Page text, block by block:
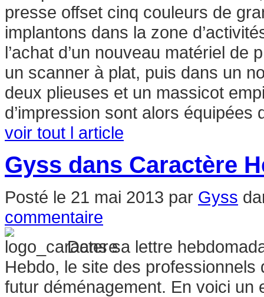
presse offset cinq couleurs de
implantons dans la zone
l’achat d’un nouveau matériel
un scanner à plat, puis dans un
deux plieuses et un massicot
d’impression sont alors équipées
voir tout l article
Gyss dans Caractère
Posté le 21 mai 2013 par Gyss
commentaire
Dans sa lettre
Hebdo, le site des
futur déménagement. En voici un